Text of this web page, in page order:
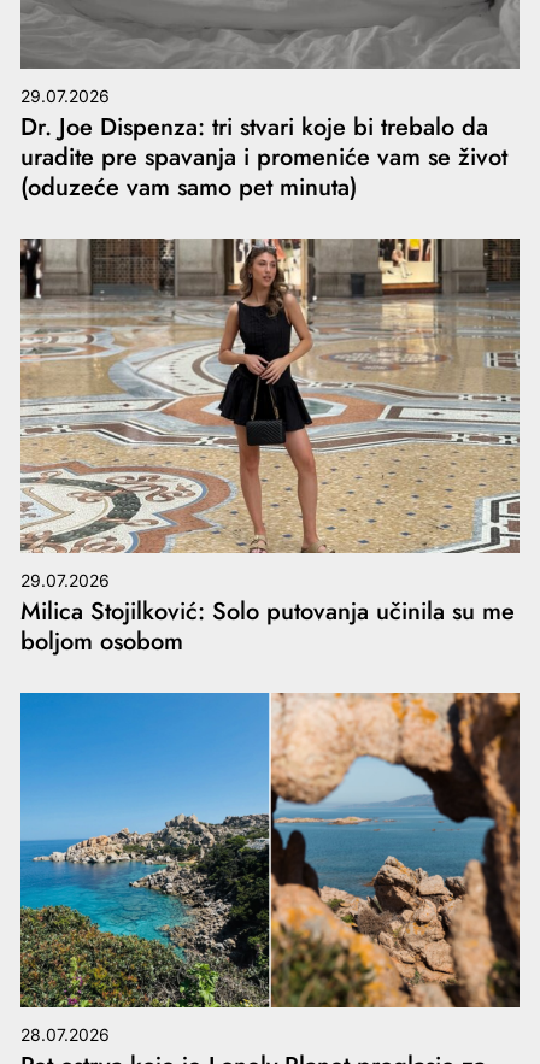
29.07.2026
Dr. Joe Dispenza: tri stvari koje bi trebalo da
uradite pre spavanja i promeniće vam se život
(oduzeće vam samo pet minuta)
29.07.2026
Milica Stojilković: Solo putovanja učinila su me
boljom osobom
28.07.2026